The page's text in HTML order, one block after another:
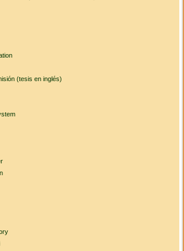
(tesis en inglés)